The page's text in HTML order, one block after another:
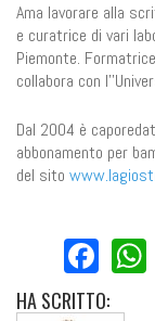
Ama lavorare alla
e curatrice di vari
Piemonte.
collabora con
Dal 2004 è
abbonamento per
del sito
HASCRITTO: